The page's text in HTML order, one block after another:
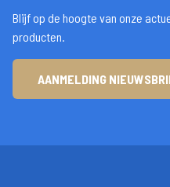
Blijf op de hoogte van onze
producten.
AANMELDING